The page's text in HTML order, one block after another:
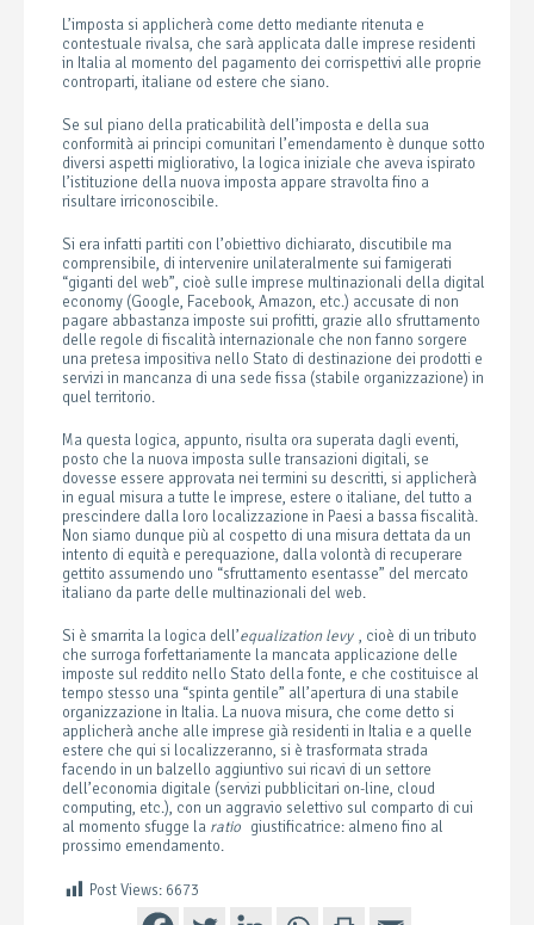
L’imposta si applicherà come detto mediante ritenuta e
contestuale rivalsa, che sarà applicata dalle imprese residenti
in Italia al momento del pagamento dei corrispettivi alle proprie
controparti, italiane od estere che siano.
Se sul piano della praticabilità dell’imposta e della sua
conformità ai principi comunitari l’emendamento è dunque sotto
diversi aspetti migliorativo, la logica iniziale che aveva ispirato
l’istituzione della nuova imposta appare stravolta fino a
risultare irriconoscibile.
Si era infatti partiti con l’obiettivo dichiarato, discutibile ma
comprensibile, di intervenire unilateralmente sui famigerati
“giganti del web”, cioè sulle imprese multinazionali della digital
economy (Google, Facebook, Amazon, etc.) accusate di non
pagare abbastanza imposte sui profitti, grazie allo sfruttamento
delle regole di fiscalità internazionale che non fanno sorgere
una pretesa impositiva nello Stato di destinazione dei prodotti e
servizi in mancanza di una sede fissa (stabile organizzazione) in
quel territorio.
Ma questa logica, appunto, risulta ora superata dagli eventi,
posto che la nuova imposta sulle transazioni digitali, se
dovesse essere approvata nei termini su descritti, si applicherà
in egual misura a tutte le imprese, estere o italiane, del tutto a
prescindere dalla loro localizzazione in Paesi a bassa fiscalità.
Non siamo dunque più al cospetto di una misura dettata da un
intento di equità e perequazione, dalla volontà di recuperare
gettito assumendo uno “sfruttamento esentasse” del mercato
italiano da parte delle multinazionali del web.
Si è smarrita la logica dell’equalization levy , cioè di un tributo
che surroga forfettariamente la mancata applicazione delle
imposte sul reddito nello Stato della fonte, e che costituisce al
tempo stesso una “spinta gentile” all’apertura di una stabile
organizzazione in Italia. La nuova misura, che come detto si
applicherà anche alle imprese già residenti in Italia e a quelle
estere che qui si localizzeranno, si è trasformata strada
facendo in un balzello aggiuntivo sui ricavi di un settore
dell’economia digitale (servizi pubblicitari on-line, cloud
computing, etc.), con un aggravio selettivo sul comparto di cui
al momento sfugge la ratio giustificatrice: almeno fino al
prossimo emendamento.
Post Views: 6673